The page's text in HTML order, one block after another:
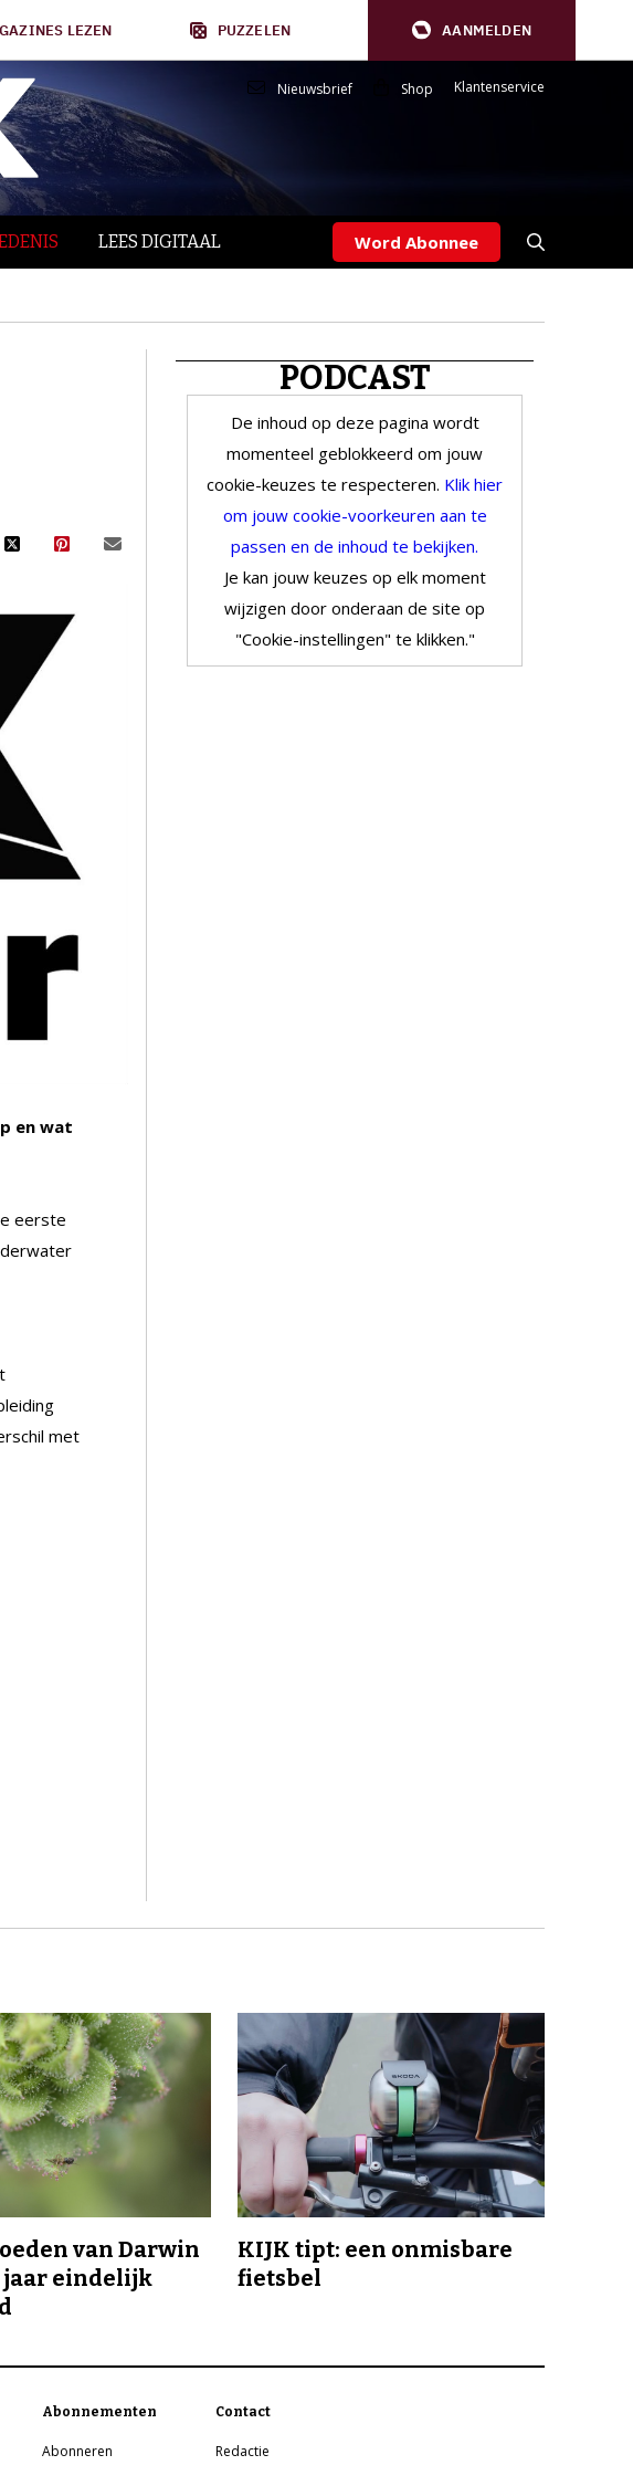
LEZEN PUZZELEN AANMELDEN
Nieuwsbrief Shop Klantenservice
LEES DIGITAAL Word Abonnee
en wat
eerste
met
PODCAST
De inhoud op deze pagina wordt
momenteel geblokkeerd om jouw
cookie-keuzes te respecteren. Klik hier
om jouw cookie-voorkeuren aan te
passen en de inhoud te bekijken.
Je kan jouw keuzes op elk moment
wijzigen door onderaan de site op
"Cookie-instellingen" te klikken."
van Darwin
jaar eindelijk
KIJK tipt: een onmisbare
fietsbel
Abonnementen
Abonneren
Contact
Redactie